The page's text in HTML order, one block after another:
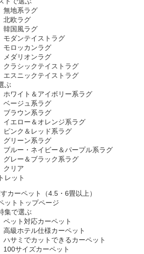
無地系ラグ
北欧ラグ
韓国風ラグ
モダンテイストラグ
モロッカンラグ
メダリオンラグ
クラシックテイストラグ
エスニックテイストラグ
ぶ
ホワイト＆アイボリー系ラグ
ベージュ系ラグ
ブラウン系ラグ
イエロー＆オレンジ系ラグ
ピンク＆レッド系ラグ
グリーン系ラグ
ブルー・ネイビー＆パープル系ラグ
グレー＆ブラック系ラグ
クリア
レット
カーペット（4.5・6畳以上）
ットトップページ
集で選ぶ
ペット対応カーペット
高級ホテル仕様カーペット
ハサミでカットできるカーペット
100サイズカーペット